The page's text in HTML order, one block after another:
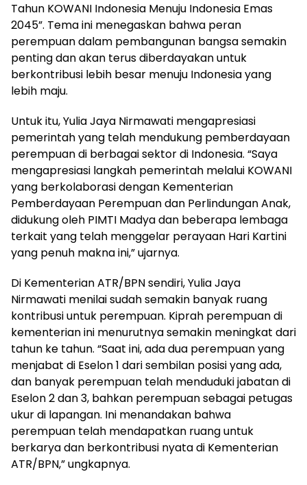
Tahun KOWANI Indonesia Menuju Indonesia Emas
2045”. Tema ini menegaskan bahwa peran
perempuan dalam pembangunan bangsa semakin
penting dan akan terus diberdayakan untuk
berkontribusi lebih besar menuju Indonesia yang
lebih maju.
Untuk itu, Yulia Jaya Nirmawati mengapresiasi
pemerintah yang telah mendukung pemberdayaan
perempuan di berbagai sektor di Indonesia. “Saya
mengapresiasi langkah pemerintah melalui KOWANI
yang berkolaborasi dengan Kementerian
Pemberdayaan Perempuan dan Perlindungan Anak,
didukung oleh PIMTI Madya dan beberapa lembaga
terkait yang telah menggelar perayaan Hari Kartini
yang penuh makna ini,” ujarnya.
Di Kementerian ATR/BPN sendiri, Yulia Jaya
Nirmawati menilai sudah semakin banyak ruang
kontribusi untuk perempuan. Kiprah perempuan di
kementerian ini menurutnya semakin meningkat dari
tahun ke tahun. “Saat ini, ada dua perempuan yang
menjabat di Eselon 1 dari sembilan posisi yang ada,
dan banyak perempuan telah menduduki jabatan di
Eselon 2 dan 3, bahkan perempuan sebagai petugas
ukur di lapangan. Ini menandakan bahwa
perempuan telah mendapatkan ruang untuk
berkarya dan berkontribusi nyata di Kementerian
ATR/BPN,” ungkapnya.